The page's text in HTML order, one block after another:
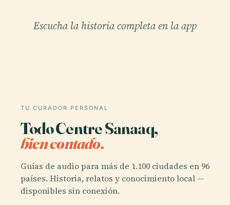
Escucha la historia completa en la app
TU CURADOR PERSONAL
Todo Centre Sanaaq,
bien contado.
Guías de audio para más de 1.100 ciudades en 96
países. Historia, relatos y conocimiento local —
disponibles sin conexión.